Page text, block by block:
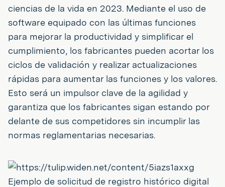
ciencias de la vida en 2023. Mediante el uso de
software equipado con las últimas funciones
para mejorar la productividad y simplificar el
cumplimiento, los fabricantes pueden acortar los
ciclos de validación y realizar actualizaciones
rápidas para aumentar las funciones y los valores.
Esto será un impulsor clave de la agilidad y
garantiza que los fabricantes sigan estando por
delante de sus competidores sin incumplir las
normas reglamentarias necesarias.
Ejemplo de solicitud de registro histórico digital